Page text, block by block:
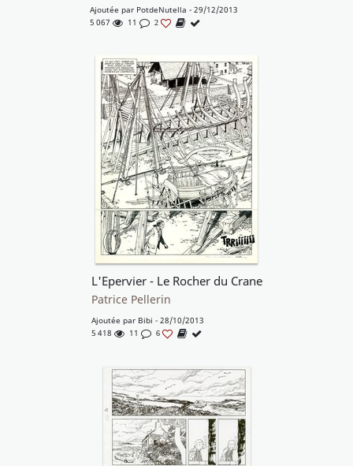
Ajoutée par PotdeNutella - 29/12/2013
5 067
11 2
L'Epervier - Le Rocher du Crane
Patrice Pellerin
Ajoutée par Bibi - 28/10/2013
5 418
11 6